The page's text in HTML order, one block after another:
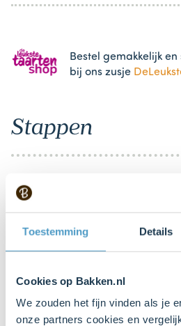
Toestemming Details
Cookies op Bakken.nl
We zouden het fijn vinden als je
onze partners cookies en
Bestel gemakkelijk
bij ons zusje
Stappen